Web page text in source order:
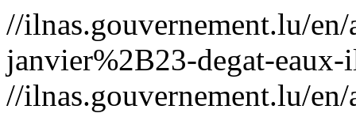
//ilnas.gouvernement.lu/
janvier%2B23-degat-eaux-
//ilnas.gouvernement.lu/